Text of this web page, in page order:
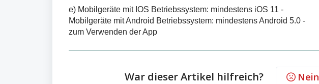
e) Mobilgeräte mit IOS Betriebssystem: mindestens iOS 11 -
Mobilgeräte mit Android Betriebssystem: mindestens Android 5.0 -
zum Verwenden der App
War dieser Artikel hilfreich? Nein